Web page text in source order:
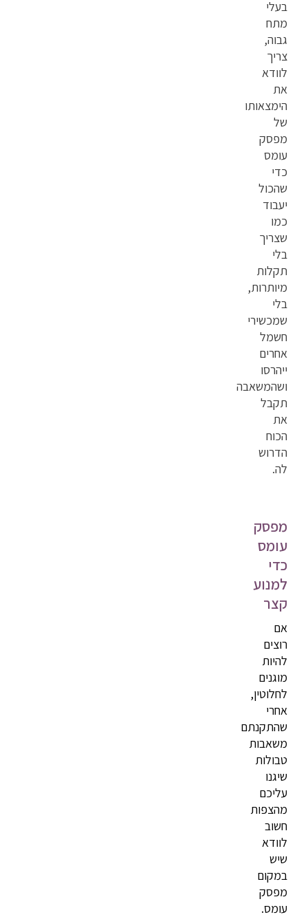
בעלי
מתח
גבוה,
צריך
לוודא
את
הימצאותו
של
מפסק
עומס
כדי
שהכול
יעבוד
כמו
שצריך
בלי
תקלות
מיותרות,
בלי
שמכשירי
חשמל
אחרים
ייהרסו
ושהמשאבה
תקבל
את
הכוח
הדרוש
לה.
מפסק
עומס
כדי
למנוע
קצר
אם
רוצים
להיות
מוגנים
לחלוטין,
אחרי
שהתקנתם
משאבות
טבולות
שיגנו
עליכם
מהצפות
חשוב
לוודא
שיש
במקום
מפסק
עומס.